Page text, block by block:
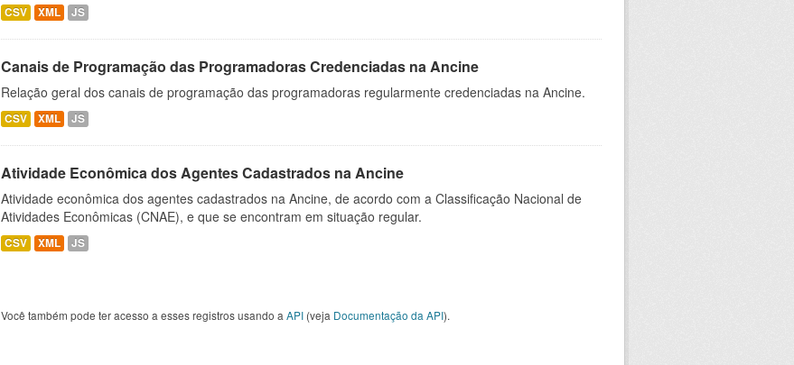
CSV XML JS
Canais de Programação das Programadoras Credenciadas na Ancine
Relação geral dos canais de programação das programadoras regularmente credenciadas na Ancine.
CSV XML JS
Atividade Econômica dos Agentes Cadastrados na Ancine
Atividade econômica dos agentes cadastrados na Ancine, de acordo com a Classificação Nacional de
Atividades Econômicas (CNAE), e que se encontram em situação regular.
CSV XML JS
Você também pode ter acesso a esses registros usando a API (veja Documentação da API).